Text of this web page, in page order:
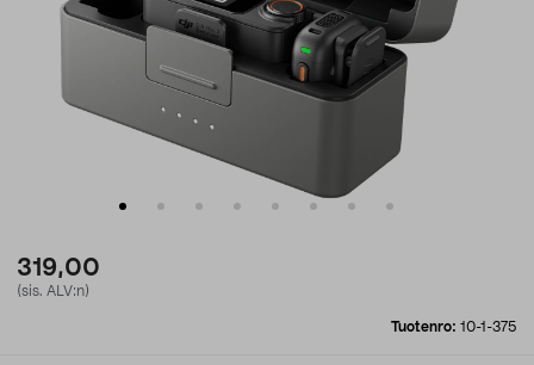
319,00
(sis. ALV:n)
Tuotenro: 10-1-375